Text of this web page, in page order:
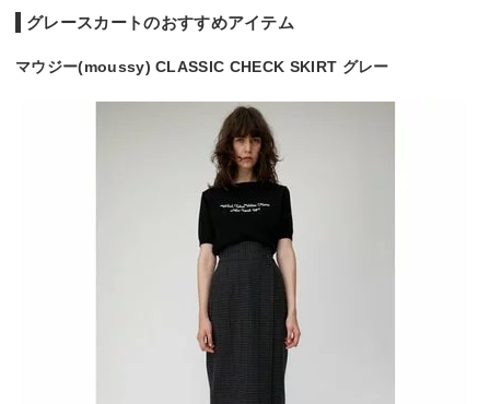
グレースカートのおすすめアイテム
マウジー(moussy) CLASSIC CHECK SKIRT グレー